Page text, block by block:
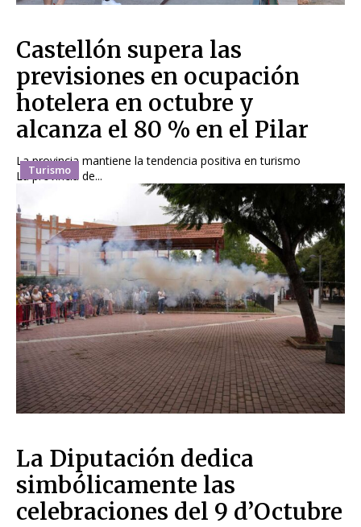
Turismo
Castellón supera las
previsiones en ocupación
hotelera en octubre y
alcanza el 80 % en el Pilar
La provincia mantiene la tendencia positiva en turismo
La provincia de...
La Diputación dedica
simbólicamente las
celebraciones del 9 d’Octubre